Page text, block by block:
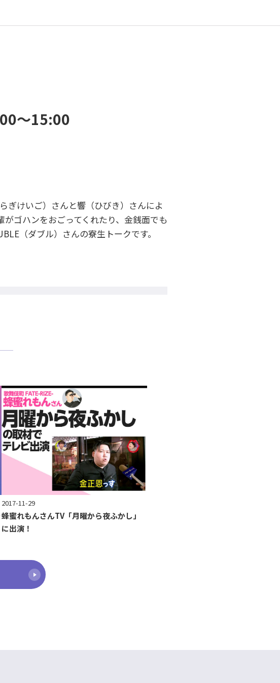
～15:00
ぎけいご）さんと響（ひびき）さんによ
ゴハンをおごってくれたり、金銭面でも
（ダブル）さんの寮生トークです。
2017-11-29
蜂蜜れもんさんTV「月曜から夜ふかし」
に出演！